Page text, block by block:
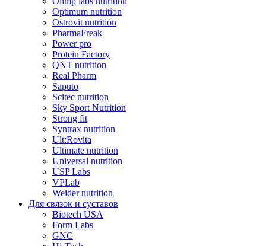
Optimum nutrition
Ostrovit nutrition
PharmaFreak
Power pro
Protein Factory
QNT nutrition
Real Pharm
Saputo
Scitec nutrition
Sky Sport Nutrition
Strong fit
Syntrax nutrition
Ult:Rovita
Ultimate nutrition
Universal nutrition
USP Labs
VPLab
Weider nutrition
Для связок и суставов
Biotech USA
Form Labs
GNC